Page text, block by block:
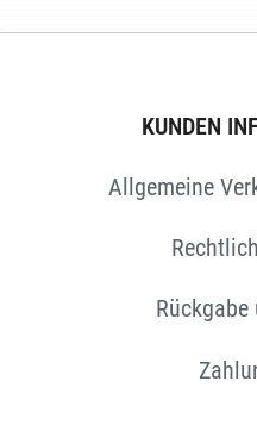
KUNDEN
Allgemeine